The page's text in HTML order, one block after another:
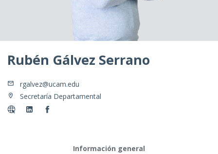
Rubén Gálvez Serrano
rgalvez@ucam.edu
Secretaría Departamental
Información general